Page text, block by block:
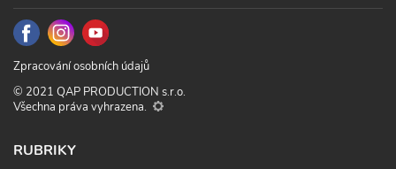
Zpracování osobních údajů
© 2021 QAP PRODUCTION s.r.o.
Všechna práva vyhrazena.
RUBRIKY